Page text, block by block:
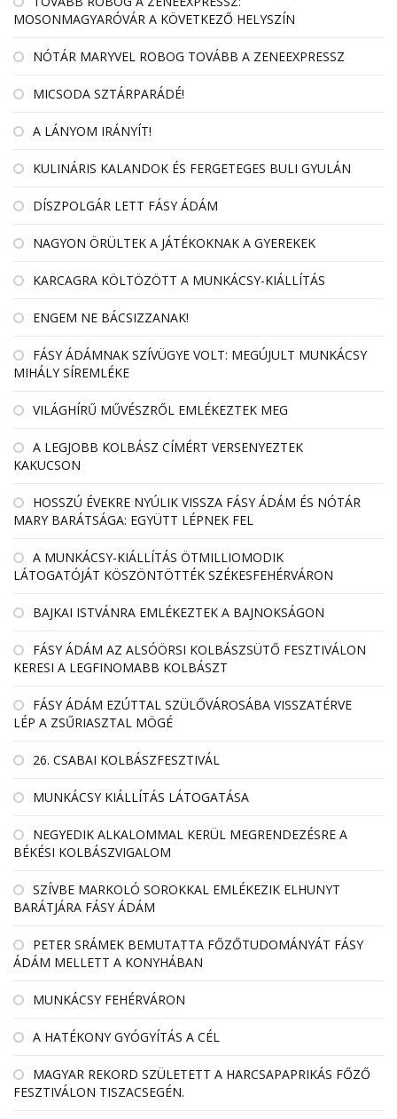
MOSONMAGYARÓVÁR A KÖVETKEZŐ HELYSZÍN
NÓTÁR MARYVEL ROBOG TOVÁBB A ZENEEXPRESSZ
MICSODA SZTÁRPARÁDÉ!
A LÁNYOM IRÁNYÍT!
KULINÁRIS KALANDOK ÉS FERGETEGES BULI GYULÁN
DÍSZPOLGÁR LETT FÁSY ÁDÁM
NAGYON ÖRÜLTEK A JÁTÉKOKNAK A GYEREKEK
KARCAGRA KÖLTÖZÖTT A MUNKÁCSY-KIÁLLÍTÁS
ENGEM NE BÁCSIZZANAK!
FÁSY ÁDÁMNAK SZÍVÜGYE VOLT: MEGÚJULT MUNKÁCSY
MIHÁLY SÍREMLÉKE
VILÁGHÍRŰ MŰVÉSZRŐL EMLÉKEZTEK MEG
A LEGJOBB KOLBÁSZ CÍMÉRT VERSENYEZTEK
KAKUCSON
HOSSZÚ ÉVEKRE NYÚLIK VISSZA FÁSY ÁDÁM ÉS NÓTÁR
MARY BARÁTSÁGA: EGYÜTT LÉPNEK FEL
A MUNKÁCSY-KIÁLLÍTÁS ÖTMILLIOMODIK
LÁTOGATÓJÁT KÖSZÖNTÖTTÉK SZÉKESFEHÉRVÁRON
BAJKAI ISTVÁNRA EMLÉKEZTEK A BAJNOKSÁGON
FÁSY ÁDÁM AZ ALSÓÖRSI KOLBÁSZSÜTŐ FESZTIVÁLON
KERESI A LEGFINOMABB KOLBÁSZT
FÁSY ÁDÁM EZÚTTAL SZÜLŐVÁROSÁBA VISSZATÉRVE
LÉP A ZSŰRIASZTAL MÖGÉ
26. CSABAI KOLBÁSZFESZTIVÁL
MUNKÁCSY KIÁLLÍTÁS LÁTOGATÁSA
NEGYEDIK ALKALOMMAL KERÜL MEGRENDEZÉSRE A
BÉKÉSI KOLBÁSZVIGALOM
SZÍVBE MARKOLÓ SOROKKAL EMLÉKEZIK ELHUNYT
BARÁTJÁRA FÁSY ÁDÁM
PETER SRÁMEK BEMUTATTA FŐZŐTUDOMÁNYÁT FÁSY
ÁDÁM MELLETT A KONYHÁBAN
MUNKÁCSY FEHÉRVÁRON
A HATÉKONY GYÓGYÍTÁS A CÉL
MAGYAR REKORD SZÜLETETT A HARCSAPAPRIKÁS FŐZŐ
FESZTIVÁLON TISZACSEGÉN.